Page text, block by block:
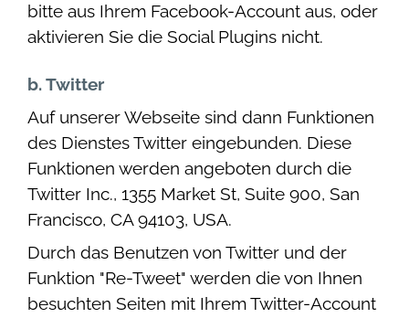
bitte aus Ihrem Facebook-Account aus, oder
aktivieren Sie die Social Plugins nicht.
b. Twitter
Auf unserer Webseite sind dann Funktionen
des Dienstes Twitter eingebunden. Diese
Funktionen werden angeboten durch die
Twitter Inc., 1355 Market St, Suite 900, San
Francisco, CA 94103, USA.
Durch das Benutzen von Twitter und der
Funktion "Re-Tweet" werden die von Ihnen
besuchten Seiten mit Ihrem Twitter-Account